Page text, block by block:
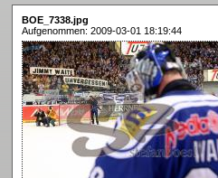
BOE_7338.jpg
Aufgenommen: 2009-03-01 18:19:44